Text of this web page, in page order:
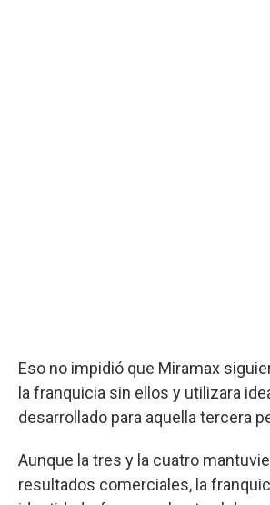
Eso no impidió que Miramax
la franquicia sin ellos y utilizara
desarrollado para aquella tercera
Aunque la tres y la cuatro
resultados comerciales, la